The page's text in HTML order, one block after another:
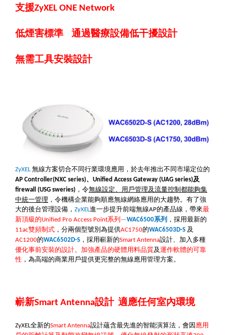
支援ZyXEL ONE Network
低煙害標準 通過醫療設備低干擾設計
無需工具安裝設計
ZyXEL 無線方案切合不同行業環境應用，於去年推出不同市場定位的
AP Controller(NXC series)、 Unified Access Gateway (UAG series)及
firewall (USG sweries) ，令無線設定、用戶管理及流量控制都能夠集
中統一管理 ，令機構企業能夠順應無線網絡應用的大趨勢。有了強
大的後台管理設備， ZyXEL進一步提升前端無線AP的產品線，帶來最
新頂級的Unified Pro Access Point系列—WAC6500系列 ，採用最新的
11ac雙頻制式 ，分兩個型號別為提供AC1750的WAC6503D-S 及
AC1200的WAC6502D-S ，採用嶄新的Smart Antenna設計、加入多種
優化事前安裝的設計、 加強產品的硬體用料品質及運作軟體的可靠
性 ， 為高端的商業用戶提供更完整的無線應用管理方案。
嶄新Smart Antenna設計 適應任何室內環境
ZyXEL全新的Smart Antenna設計蘊含最先進的智能演算法，會因應用